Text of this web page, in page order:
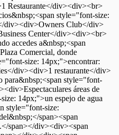
Restaurante</div><div><br>
style="font-size:
div><div>Owners Club</div>
Center</div><div><br>
accedes a&nbsp;<span
Comercial, donde
size: 14px;">encontrar:
div><div>1 restaurante</div>
para&nbsp;<span style="font-
áreas de
14px;">un espejo de agua
style="font-size:
span><span
span></div><div><span